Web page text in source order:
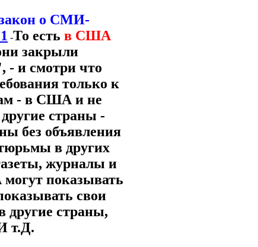
закон о СМИ-
-То есть в США
закрыли
- и смотри что
только к
- в США и не
страны -
без объявления
в других
журналы и
показывать
свои
другие страны,
т.Д.